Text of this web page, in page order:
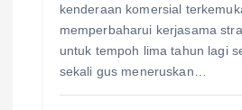
kenderaan komersial
memperbaharui kerjasama
untuk tempoh lima tahun lagi
sekali gus meneruskan…